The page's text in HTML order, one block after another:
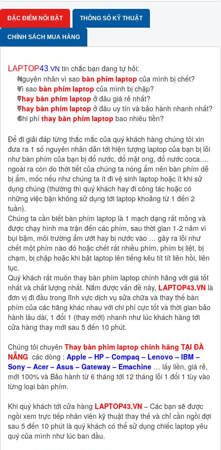
ĐẶC ĐIỂM NỔI BẬT THÔNG SỐ KỸ THUẬT
CHÍNH SÁCH MUA HÀNG
LAPTOP43 .VN tin chắc bạn đang tự hỏi:
Nguyên nhân vì sao bàn phím laptop của mình bị chết?
Vì sao bàn phím laptop của mình bị chập?
Thay bàn phím laptop ở đâu giá rẻ nhất?
Thay bàn phím laptop ở đâu uy tín và bảo hành nhanh nhất?
Chi phí thay bàn phím laptop bao nhiêu tiền?
Để đi giải đáp từng thắc mắc của quý khách hàng chúng tôi xin
đưa ra 1 số nguyên nhân dẫn tới hiện tượng laptop của bạn bị lỗi
như bàn phím của bạn bị đổ nước, đổ mật ong, đổ nước coca….
ngoài ra còn do thời tiết của chúng ta nóng ẩm nên bàn phím dễ
bị ẩm, mốc nếu như chúng ta ít đi vệ sinh laptop hoặc ít khi sử
dụng chúng (thường thì quý khách hay đi công tác hoặc có
những việc bận không sử dụng tới laptop khoảng từ 1 đến 2
tuần).
Chúng ta cần biết bàn phím laptop là 1 mạch dạng rất mỏng và
được chạy hình ma trận đến các phím, sau thời gian 1-2 năm vì
bụi bặm, môi trường ẩm ướt hay bị nước vào … gây ra lỗi như
chết một phím nào đó hoặc chết rất nhiều phím, phím bị liệt, bị
chạm, bị chập hoặc khi bật laptop lên tiếng kêu tít tít liên hồi, liên
tục.
Quý khách rất muốn thay bàn phím laptop chính hãng với giá tốt
nhất và chất lượng nhất. Nắm được vấn đề này, LAPTOP43.VN là
đơn vị đi đầu trong lĩnh vực dịch vụ sửa chữa và thay thế bàn
phím của các hãng khác nhau với chi phí cực tốt và thời gian bảo
hành lâu dài, 1 đổi 1 (thay mới) nhanh như lúc khách hàng tới
cửa hàng thay mới sau 5 đến 10 phút.
Chúng tôi chuyên Thay bàn phím laptop chính hãng TẠI ĐÀ
NẴNG các dòng : Apple – HP – Compaq – Lenovo – IBM –
Sony – Acer – Asus – Gateway – Emachine … lấy liền, giá rẻ,
mới 100% và Bảo hành từ 6 tháng tới 12 tháng lỗi 1 đổi 1 tùy vào
từng loại bàn phím.
Khi quý khách tới cửa hàng LAPTOP43.VN – Các bạn sẽ được
ngồi xem trực tiếp nhân viên kỹ thuật thay thế và chỉ cần ngồi đợi
sau 5 đến 10 phút là quý khách có thể sử dụng chiếc laptop yêu
quý của mình như lúc ban đầu.